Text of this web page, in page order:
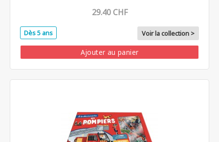
29.40 CHF
Dès 5 ans Voir la collection >
Ajouter au panier